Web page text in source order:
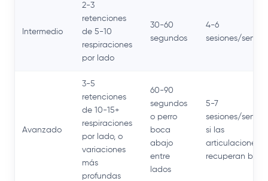
Intermedio
2-3
retenciones
de 5-10
respiraciones
por lado
30-60
segundos
4-6
sesiones/
Avanzado
3-5
retenciones
de 10-15+
respiraciones
por lado, o
variaciones
más
profundas
60-90
segundos
o perro
boca
abajo
entre
lados
5-7
sesiones/
si las
articulaciones
recuperan bien